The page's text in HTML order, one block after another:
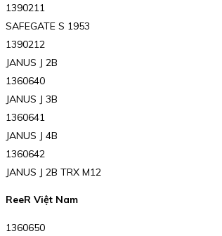
1390211
SAFEGATE S 1953
1390212
JANUS J 2B
1360640
JANUS J 3B
1360641
JANUS J 4B
1360642
JANUS J 2B TRX M12
ReeR Việt Nam
1360650